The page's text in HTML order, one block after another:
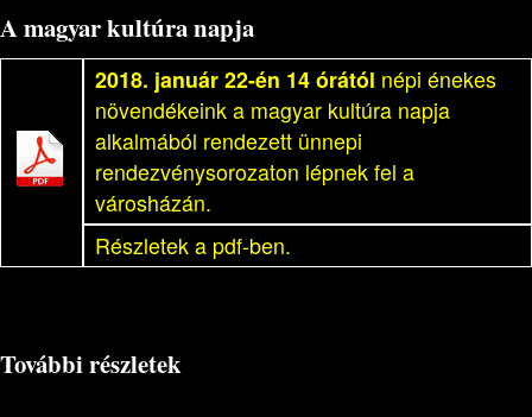
A magyar kultúra napja
2018. január 22-én 14 órától népi énekes
növendékeink a magyar kultúra napja
alkalmából rendezett ünnepi
rendezvénysorozaton lépnek fel a
városházán.
Részletek a pdf-ben.
További részletek